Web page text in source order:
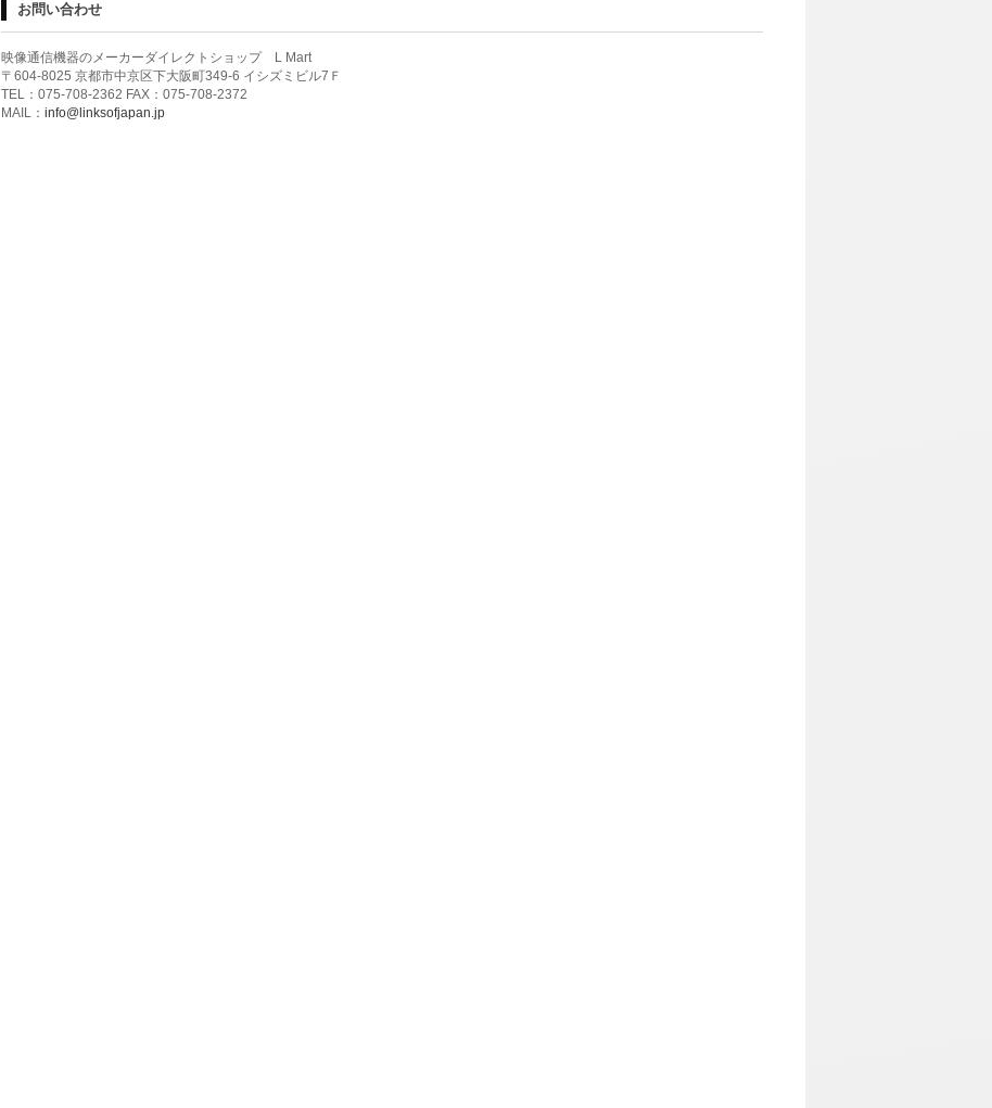
お問い合わせ
映像通信機器のメーカーダイレクトショップ L Mart
〒604-8025 京都市中京区下大阪町349-6 イシズミビル7Ｆ
TEL：075-708-2362 FAX：075-708-2372
MAIL： info@linksofjapan.jp